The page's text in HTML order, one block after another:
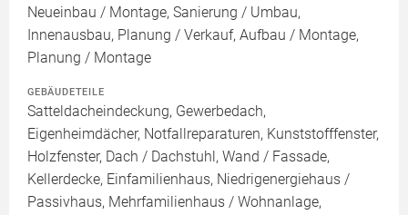
Neueinbau / Montage, Sanierung / Umbau,
Innenausbau, Planung / Verkauf, Aufbau / Montage,
Planung / Montage
GEBÄUDETEILE
Satteldacheindeckung, Gewerbedach,
Eigenheimdächer, Notfallreparaturen, Kunststofffenster,
Holzfenster, Dach / Dachstuhl, Wand / Fassade,
Kellerdecke, Einfamilienhaus, Niedrigenergiehaus /
Passivhaus, Mehrfamilienhaus / Wohnanlage,